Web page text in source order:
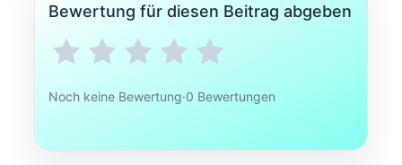
Bewertung für diesen Beitrag abgeben
Noch keine Bewertung·0 Bewertungen